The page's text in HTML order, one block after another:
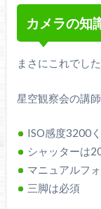
カメラの知
まさにこれでした
星空観察会の講
ISO感度3200
シャッターは
マニュアルフ
三脚は必須